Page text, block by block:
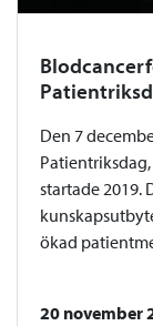
Den 7
startade 2019.
ökad
20 november